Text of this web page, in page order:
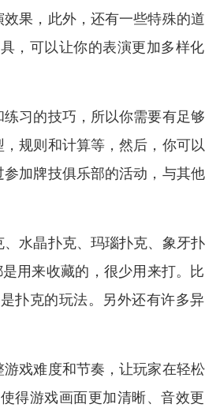
果，此外，还有一些特殊的
，可以让你的表演更加多样
习的技巧，所以你需要有足
规则和计算等，然后，你可
加牌技俱乐部的活动，与其
水晶扑克、玛瑙扑克、象牙
用来收藏的，很少用来打。
扑克的玩法。另外还有许多
戏难度和节奏，让玩家在轻
得游戏画面更加清晰、音效